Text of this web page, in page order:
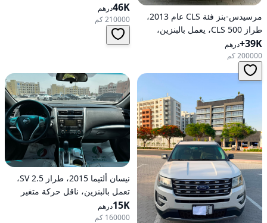
مرسيدس-بنز فئة CLS عام 2013،
طراز CLS 500، يعمل بالبنزين،
أوتوماتيكي، دفع خلفي
39K+ درهم
200000 كم
بدفع كلي للعجلات
46Kدرهم
210000 كم
نيسان ألتيما 2015، طراز 2.5 SV،
تعمل بالبنزين، ناقل حركة متغير
مستمر (CVT)، دفع أمامي
15Kدرهم
160000 كم